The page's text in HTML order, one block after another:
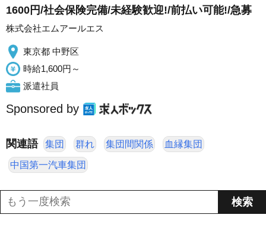
1600円/社会保険完備/未経験歓迎!/前払い可能!/急募
株式会社エムアールエス
東京都 中野区
時給1,600円～
派遣社員
Sponsored by
関連語 集団 群れ 集団間関係 血縁集団
中国第一汽車集団